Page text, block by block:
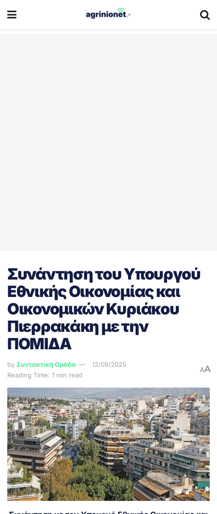
Συνάντηση του Υπουργού
Εθνικής Οικονομίας και
Οικονομικών Κυριάκου
Πιερρακάκη με την
ΠΟΜΙΔΑ
by Συντακτική Ομάδα
12/09/2025
Reading Time: 1 min read
AA